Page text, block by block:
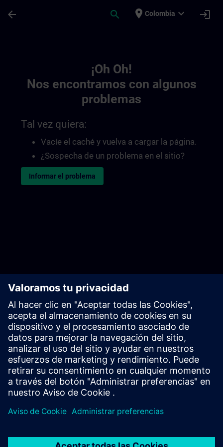
arrow_back search place Colombia expand_more login
¡Oh Oh!
Nos encontramos con algunos
problemas
Tal vez quiera:
Vacíe el caché y vuelva a cargar la página.
¿Sospecha de un problema en el sitio?
Informar el problema